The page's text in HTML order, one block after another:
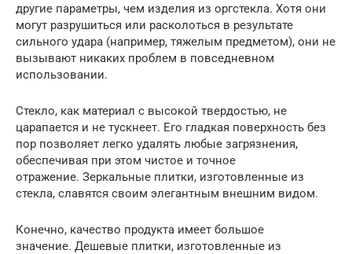
другие параметры, чем изделия из оргстекла. Хотя они
могут разрушиться или расколоться в результате
сильного удара (например, тяжелым предметом), они не
вызывают никаких проблем в повседневном
использовании.
Стекло, как материал с высокой твердостью, не
царапается и не тускнеет. Его гладкая поверхность без
пор позволяет легко удалять любые загрязнения,
обеспечивая при этом чистое и точное
отражение. Зеркальные плитки, изготовленные из
стекла, славятся своим элегантным внешним видом.
Конечно, качество продукта имеет большое
значение. Дешевые плитки, изготовленные из